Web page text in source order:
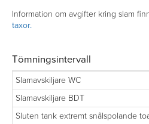
Information om avgifter kring slam
taxor.
Tömningsintervall
Slamavskiljare WC
Slamavskiljare BDT
Sluten tank extremt snålspolande